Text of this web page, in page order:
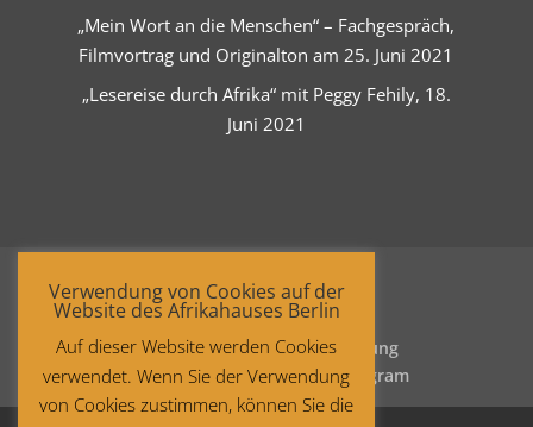
„Mein Wort an die Menschen“ – Fachgespräch,
Filmvortrag und Originalton am 25. Juni 2021
„Lesereise durch Afrika“ mit Peggy Fehily, 18.
Juni 2021
Startseite
Datenschutzerklärung
Impressum
Facebook Instagram
Verwendung von Cookies auf der
Website des Afrikahauses Berlin
Auf dieser Website werden Cookies
verwendet. Wenn Sie der Verwendung
von Cookies zustimmen, können Sie die